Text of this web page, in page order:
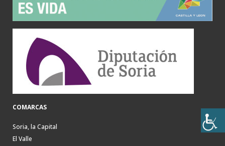
COMARCAS
Soria, la Capital
El Valle